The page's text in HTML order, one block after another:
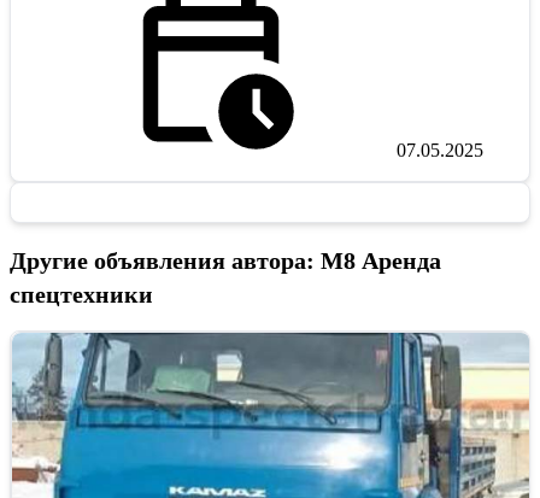
07.05.2025
Другие объявления автора: М8 Аренда
спецтехники